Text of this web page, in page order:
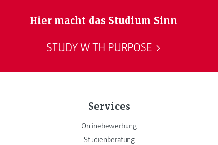
Hier macht das Studium Sinn
STUDY WITH PURPOSE
Services
Onlinebewerbung
Studienberatung